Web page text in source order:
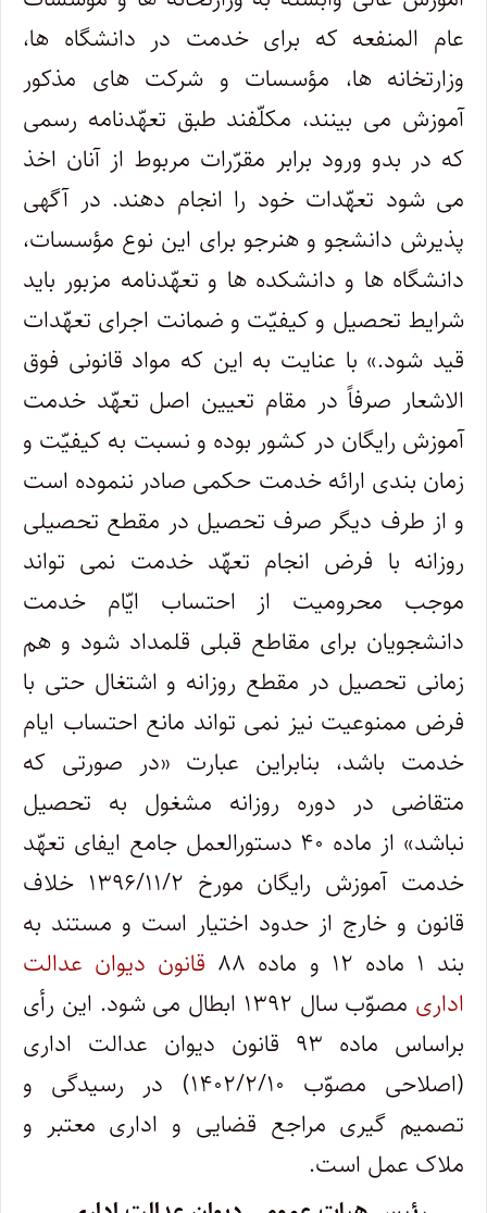
عام المنفعه که برای خدمت در دانشگاه ها،
وزارتخانه ها، مؤسسات و شرکت های مذکور
آموزش می بینند، مکلّفند طبق تعهّدنامه رسمی
که در بدو ورود برابر مقرّرات مربوط از آنان اخذ
می شود تعهّدات خود را انجام دهند. در آگهی
پذیرش دانشجو و هنرجو برای این نوع مؤسسات،
دانشگاه ها و دانشکده ها و تعهّدنامه مزبور باید
شرایط تحصیل و کیفیّت و ضمانت اجرای تعهّدات
قید شود.» با عنایت به این که مواد قانونی فوق
الاشعار صرفاً در مقام تعیین اصل تعهّد خدمت
آموزش رایگان در کشور بوده و نسبت به کیفیّت و
زمان بندی ارائه خدمت حکمی صادر ننموده است
و از طرف دیگر صرف تحصیل در مقطع تحصیلی
روزانه با فرض انجام تعهّد خدمت نمی تواند
موجب محرومیت از احتساب ایّام خدمت
دانشجویان برای مقاطع قبلی قلمداد شود و هم
زمانی تحصیل در مقطع روزانه و اشتغال حتی با
فرض ممنوعیت نیز نمی تواند مانع احتساب ایام
خدمت باشد، بنابراین عبارت «در صورتی که
متقاضی در دوره روزانه مشغول به تحصیل
نباشد» از ماده ۴۰ دستورالعمل جامع ایفای تعهّد
خدمت آموزش رایگان مورخ ۱۳۹۶/۱۱/۲ خلاف
قانون و خارج از حدود اختیار است و مستند به
بند ۱ ماده ۱۲ و ماده ۸۸
قانون دیوان عدالت
اداری
مصوّب سال ۱۳۹۲ ابطال می شود. این رأی
براساس ماده ۹۳ قانون دیوان عدالت اداری
(اصلاحی مصوّب ۱۴۰۲/۲/۱۰) در رسیدگی و
تصمیم گیری مراجع قضایی و اداری معتبر و
ملاک عمل است.